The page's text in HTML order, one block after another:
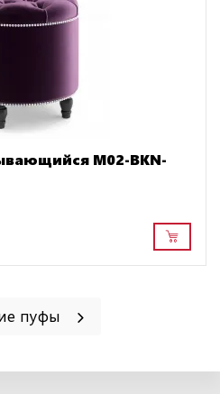
M02-BKN-
пуфы